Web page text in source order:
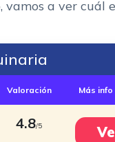
a ver cuál
Valoración Más info
4.8/5